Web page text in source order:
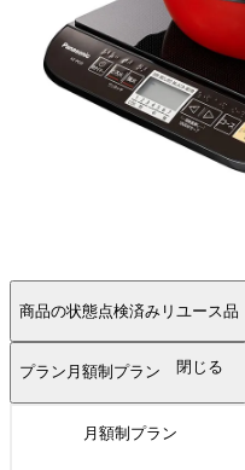
商品の状態点検済みリユース品
プラン 月額制プラン 閉じる
月額制プラン